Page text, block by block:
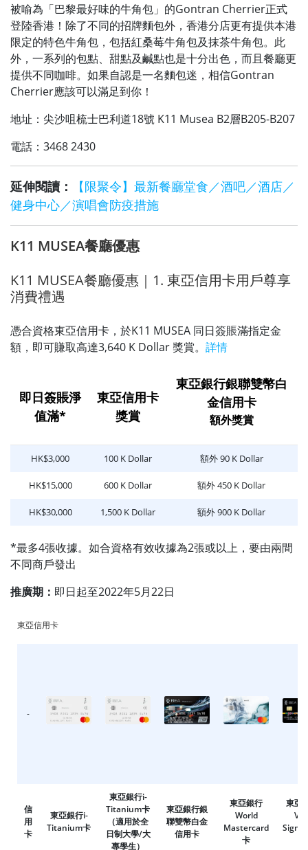
被喻為「巴黎最好味的牛角包」的Gontran Cherrier正式
登陸香港！除了不同的招牌麵包外，香港分店更有提供本港
限定的特色牛角包，包括紅桑莓牛角包及抹茶牛角包。此
外，一系列的包點、甜點及鹹點也是十分出色，而且餐廳更
提供不同咖啡。如果自認是一名麵包迷，相信Gontran
Cherrier應該可以滿足到你！
地址：尖沙咀梳士巴利道18號 K11 Musea B2層B205-B207
電話：3468 2430
延伸閱讀：
【限聚令】最新餐廳堂食／酒吧／酒店／
健身中心／演唱會防疫措施
K11 MUSEA餐廳優惠
K11 MUSEA餐廳優惠｜1. 東亞信用卡用戶尊享
消費禮遇
憑合資格東亞信用卡，於K11 MUSEA 同日簽賬滿指定金
額，即可賺取高達3,640 K Dollar 獎賞。 詳情
即日簽賬淨
值滿*
東亞信用卡
獎賞
東亞銀行銀聯雙幣白
金信用卡
額外獎賞
HK$3,000 100 K Dollar 額外 90 K Dollar
HK$15,000 600 K Dollar 額外 450 K Dollar
HK$30,000 1,500 K Dollar 額外 900 K Dollar
*最多4張收據。如合資格有效收據為2張或以上，要由兩間
不同商戶發出
推廣期： 即日起至2022年5月22日
東亞信用卡
-
信
用
卡
東亞銀行i-
Titanium卡
東亞銀行i-
Titanium卡
（適用於全
日制大學/大
專學生）
東亞銀行銀
聯雙幣白金
信用卡
東亞銀行
World
Mastercard
卡
東亞